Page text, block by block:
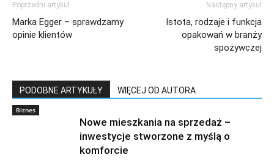
Poprzedni artykuł
Marka Egger – sprawdzamy
opinie klientów
Następny artykuł
Istota, rodzaje i funkcja
opakowań w branży
spożywczej
PODOBNE ARTYKUŁY WIĘCEJ OD AUTORA
Biznes
Nowe mieszkania na sprzedaż –
inwestycje stworzone z myślą o
komforcie